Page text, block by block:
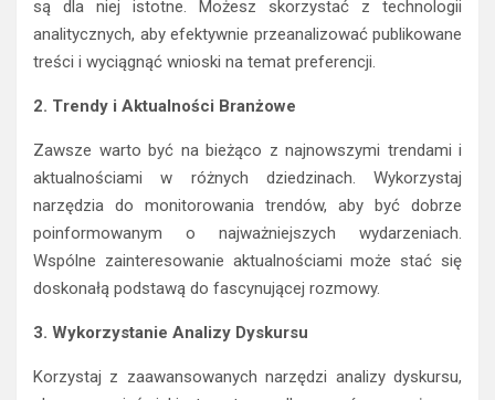
są dla niej istotne. Możesz skorzystać z technologii
analitycznych, aby efektywnie przeanalizować publikowane
treści i wyciągnąć wnioski na temat preferencji.
2. Trendy i Aktualności Branżowe
Zawsze warto być na bieżąco z najnowszymi trendami i
aktualnościami w różnych dziedzinach. Wykorzystaj
narzędzia do monitorowania trendów, aby być dobrze
poinformowanym o najważniejszych wydarzeniach.
Wspólne zainteresowanie aktualnościami może stać się
doskonałą podstawą do fascynującej rozmowy.
3. Wykorzystanie Analizy Dyskursu
Korzystaj z zaawansowanych narzędzi analizy dyskursu,